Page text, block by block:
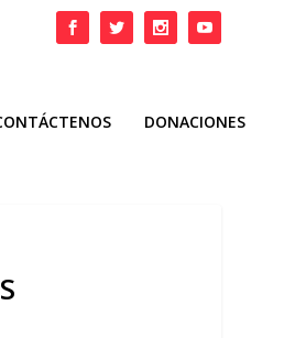
DONACIONES